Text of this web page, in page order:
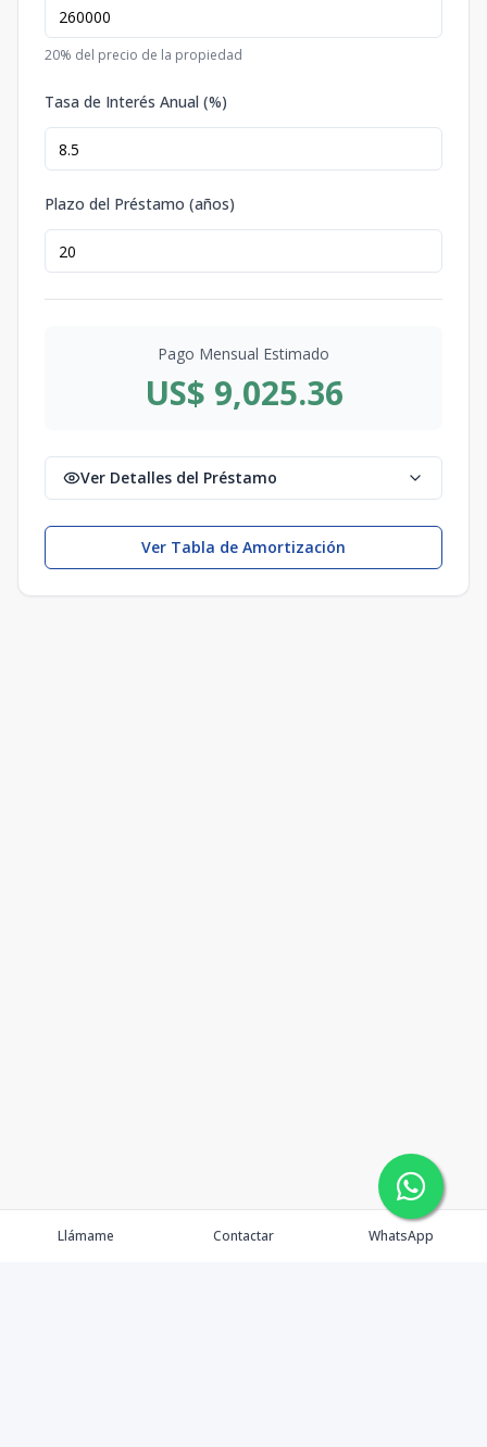
20% del precio de la propiedad
Tasa de Interés Anual (%)
Plazo del Préstamo (años)
Pago Mensual Estimado
US$ 9,025.36
Ver Detalles del Préstamo
Ver Tabla de Amortización
Llámame Contactar WhatsApp